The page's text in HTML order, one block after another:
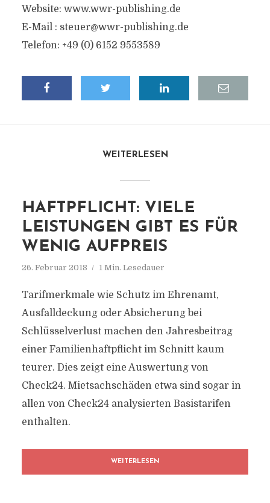
Website: www.wwr-publishing.de
E-Mail : steuer@wwr-publishing.de
Telefon: +49 (0) 6152 9553589
WEITERLESEN
HAFTPFLICHT: VIELE
LEISTUNGEN GIBT ES FÜR
WENIG AUFPREIS
26. Februar 2018 1 Min. Lesedauer
Tarifmerkmale wie Schutz im Ehrenamt,
Ausfalldeckung oder Absicherung bei
Schlüsselverlust machen den Jahresbeitrag
einer Familienhaftpflicht im Schnitt kaum
teurer. Dies zeigt eine Auswertung von
Check24. Mietsachschäden etwa sind sogar in
allen von Check24 analysierten Basistarifen
enthalten.
WEITERLESEN